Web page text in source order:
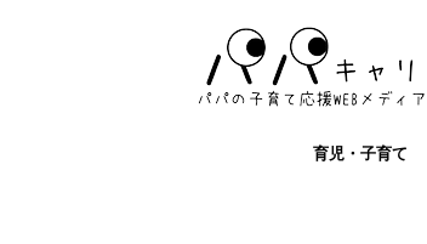
育児・子育て